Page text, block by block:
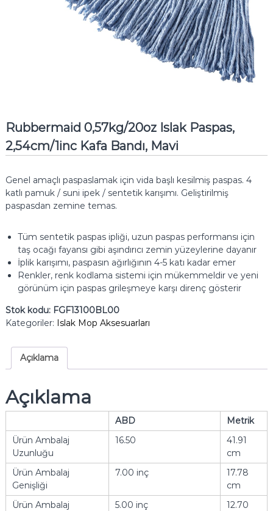
Rubbermaid 0,57kg/20oz Islak Paspas,
2,54cm/1inc Kafa Bandı, Mavi
Genel amaçlı paspaslamak için vida başlı kesilmiş paspas. 4
katlı pamuk / suni ipek / sentetik karışımı. Geliştirilmiş
paspasdan zemine temas.
Tüm sentetik paspas ipliği, uzun paspas performansı için
taş ocağı fayansı gibi aşındırıcı zemin yüzeylerine dayanır
İplik karışımı, paspasın ağırlığının 4-5 katı kadar emer
Renkler, renk kodlama sistemi için mükemmeldir ve yeni
görünüm için paspas grileşmeye karşı direnç gösterir
Stok kodu: FGF13100BL00
Kategoriler: Islak Mop Aksesuarları
Açıklama
Açıklama
ABD
Metrik
Ürün Ambalaj
Uzunluğu
16.50
41.91
cm
Ürün Ambalaj
Genişliği
7.00 inç
17.78
cm
Ürün Ambalaj
5.00 inç
12.70